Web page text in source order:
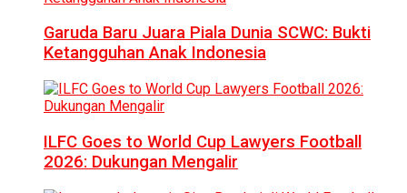
Garuda Baru Juara Piala Dunia SCWC: Bukti
Ketangguhan Anak Indonesia
ILFC Goes to World Cup Lawyers Football
2026: Dukungan Mengalir